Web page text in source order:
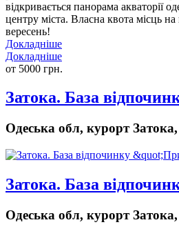
відкривається панорама акваторії
центру міста. Власна квота місць на
вересень!
Докладніше
Докладніше
от 5000 грн.
Затока. База
Одеська обл, курорт
Затока. База
Одеська обл, курорт